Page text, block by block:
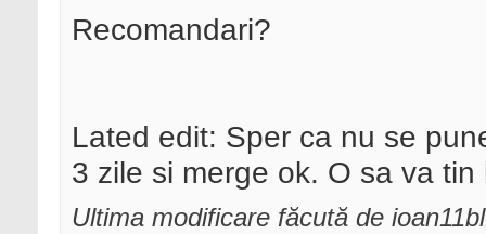
Recomandari?
Lated edit: Sper ca nu se
3 zile si merge ok. O sa va
Ultima modificare făcută de